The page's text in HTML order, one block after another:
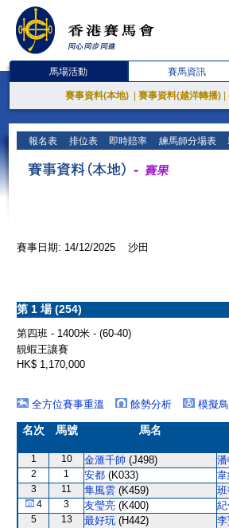
馬場活動 賽馬資訊
賽事資料(本地) 賽事資料(越洋轉播)
報名表 排位表 即時賠率 練馬師分場表
賽事日期: 14/12/2025 沙田
第 1 場 (254)
第四班 - 1400米 - (60-40)
靚蝦王讓賽
HK$ 1,170,000
全方位賽事重溫 餘勢分析 模擬
名次 馬號 馬名
1 10 金滙千帥 (J498)
2
1 安都 (K033) 韋
3
11 隼風雲 (K459) 班
4
3 友瑩亮 (K400)
5
13 最好玩 (H442) 李